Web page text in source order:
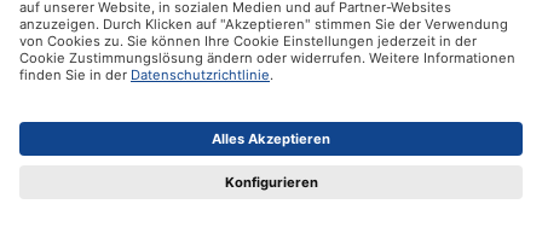
Zahlungsmöglichkeiten
Social Media